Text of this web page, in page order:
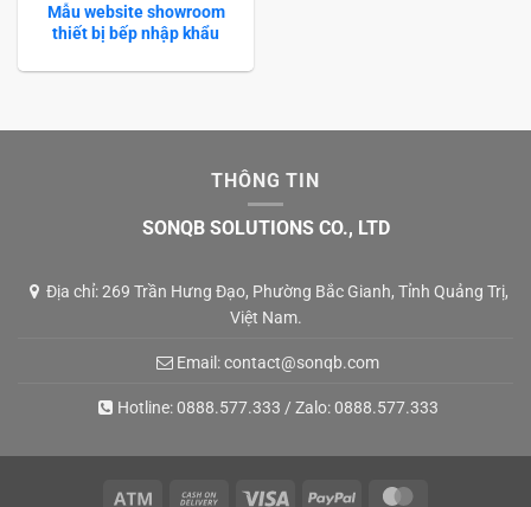
Mẫu website showroom
thiết bị bếp nhập khẩu
THÔNG TIN
SONQB SOLUTIONS CO., LTD
Địa chỉ: 269 Trần Hưng Đạo, Phường Bắc Gianh, Tỉnh Quảng Trị,
Việt Nam.
Email:contact@sonqb.com
Hotline:0888.577.333 / Zalo:0888.577.333
Atm Cash Visa PayPal